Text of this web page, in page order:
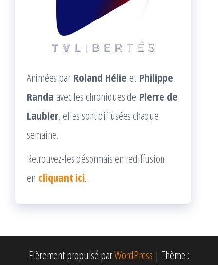
Animées par Roland Hélie et Philippe
Randa avec les chroniques de Pierre de
Laubier, elles sont diffusées chaque
semaine.
Retrouvez-les désormais en rediffusion
en cliquant ici.
Fièrement propulsé parWordPress | Thème :